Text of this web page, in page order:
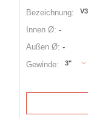
Bezeichnung:
Innen Ø: -
Außen Ø: -
Gewinde:
3"